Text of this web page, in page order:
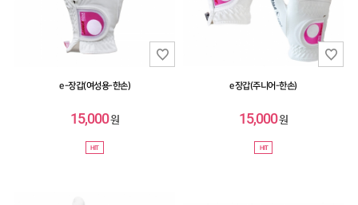
e-장갑(여성용-한손)
15,000원
HIT
e장갑(주니어-한손)
15,000원
HIT